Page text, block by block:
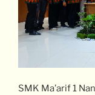
SMK Ma’arif 1